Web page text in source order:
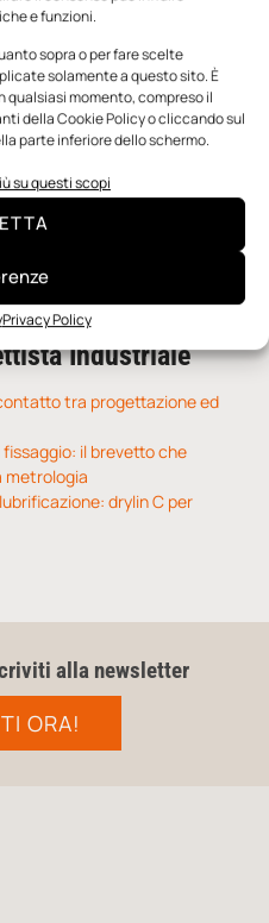
e funzioni.
sopra o per fare scelte
solamente a questo sito. È
momento, compreso il
della Cookie Policy o cliccando sul
parte inferiore dello schermo.
su questi scopi
Privacy Policy
2026
potenziali sensori per i
passa da una pinza all’altra
Industriale
tra progettazione ed
il brevetto che
metrologia
drylin C per
alla newsletter
ORA!